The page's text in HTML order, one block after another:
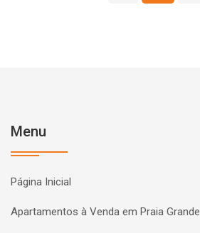
Menu
Página Inicial
Apartamentos à Venda em Praia Grande